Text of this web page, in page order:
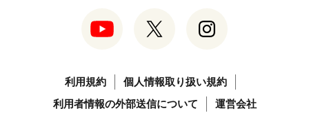
利用規約
個人情報取り扱い規約
利用者情報の外部送信について
運営会社